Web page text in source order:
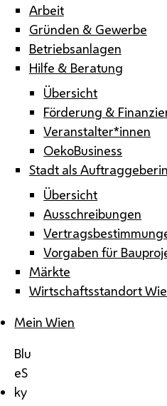
Arbeit
Gründen & Gewerbe
Betriebsanlagen
Hilfe & Beratung
Übersicht
Förderung &
Veranstalter*innen
OekoBusiness
Stadt als Auftraggeberin
Übersicht
Ausschreibungen
Vorgaben für
Märkte
Wirtschaftsstandort
Mein Wien
Blu
eS
ky